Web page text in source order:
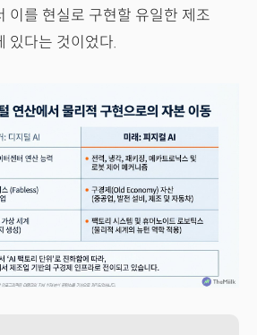
이를 현실로 구현할 유일한 제조
있다는 것이었다.